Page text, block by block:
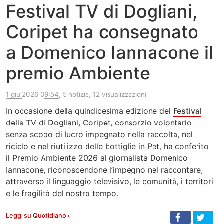
Festival TV di Dogliani,
Coripet ha consegnato
a Domenico Iannacone il
premio Ambiente
1 giu 2026 09:54, 5 notizie, 12 visualizzazioni
In occasione della quindicesima edizione del Festival
della TV di Dogliani, Coripet, consorzio volontario
senza scopo di lucro impegnato nella raccolta, nel
riciclo e nel riutilizzo delle bottiglie in Pet, ha conferito
il Premio Ambiente 2026 al giornalista Domenico
Iannacone, riconoscendone l’impegno nel raccontare,
attraverso il linguaggio televisivo, le comunità, i territori
e le fragilità del nostro tempo.
Leggi su Quotidiano ›